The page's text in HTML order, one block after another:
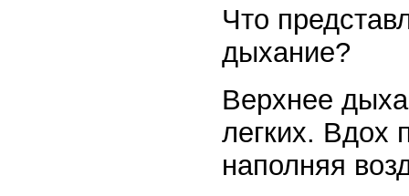
Что
дыхание?
Верхнее
легких. Вдох
наполняя